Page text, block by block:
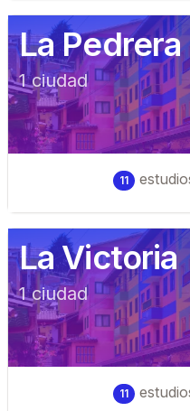
La Pedrera
1ciudad
11
La Victoria
1ciudad
11